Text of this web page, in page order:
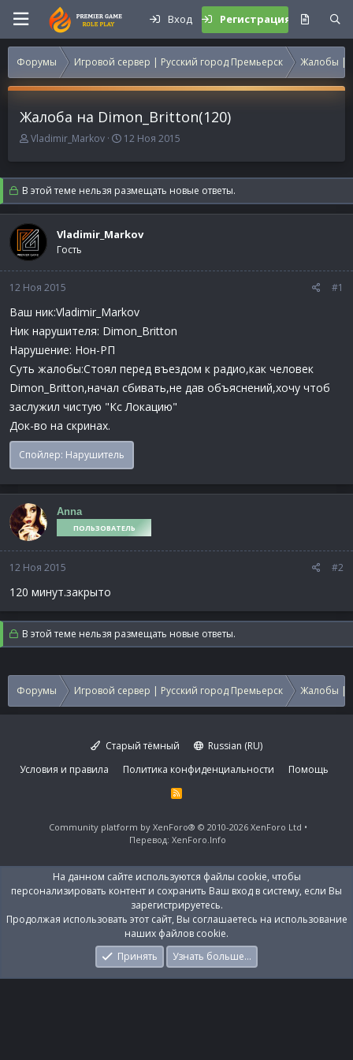
Вход Регистрация
Форумы Игровой сервер | Русский город Премьерск Жалобы |
Жалоба на Dimon_Britton(120)
А
т
о
р
т
е
м
ы
Vladimir_Markov
Д
т
а
н
а
а
12 Ноя 2015
В этой теме нельзя размещать новые ответы.
Vladimir_Markov
Гость
12 Ноя 2015 #1
Ваш ник:Vladimir_Markov
Ник нарушителя: Dimon_Britton
Нарушение: Нон-РП
Суть жалобы:Стоял перед въездом к радио,как человек
Dimon_Britton,начал сбивать,не дав объяснений,хочу чтоб
заслужил чистую "Кс Локацию"
Док-во на скринах.
Спойлер: Нарушитель
Anna
ПОЛЬЗОВАТЕЛЬ
12 Ноя 2015 #2
120 минут.закрыто
В этой теме нельзя размещать новые ответы.
Форумы Игровой сервер | Русский город Премьерск Жалобы |
Старый тёмный
Russian (RU)
Условия и правила
Политика конфиденциальности Помощь
R
S
Community platform by XenForo® © 2010-2026 XenForo Ltd
Перевод: XenForo.Info